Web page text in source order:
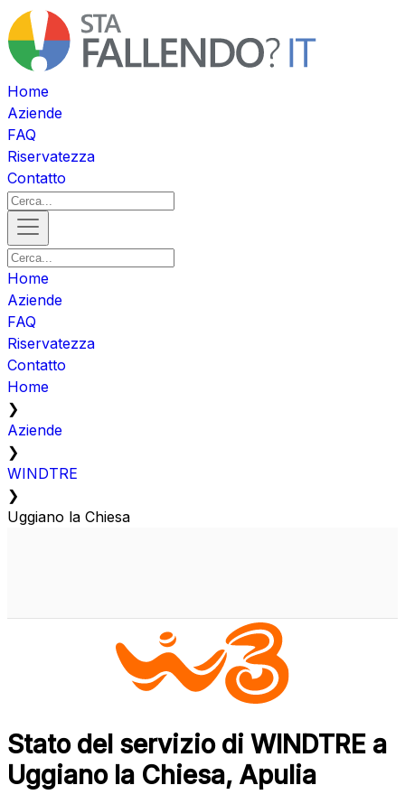
Home
Aziende
FAQ
Riservatezza
Contatto
Home
Aziende
FAQ
Riservatezza
Contatto
Home
❯
Aziende
❯
WINDTRE
❯
Uggiano la Chiesa
Stato del servizio di WINDTRE a
Uggiano la Chiesa, Apulia